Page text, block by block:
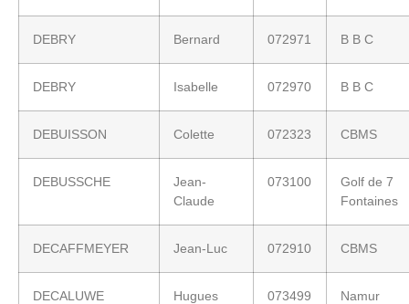
DEBRY Bernard 072971 B B C
DEBRY Isabelle 072970 B B C
DEBUISSON Colette 072323 CBMS
DEBUSSCHE
Jean-
Claude
073100
Golf de 7
Fontaines
DECAFFMEYER Jean-Luc 072910 CBMS
DECALUWE Hugues 073499 Namur